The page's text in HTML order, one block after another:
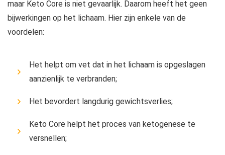
maar Keto Core is niet gevaarlijk. Daarom heeft het geen
bijwerkingen op het lichaam. Hier zijn enkele van de
voordelen:
Het helpt om vet dat in het lichaam is opgeslagen
aanzienlijk te verbranden;
Het bevordert langdurig gewichtsverlies;
Keto Core helpt het proces van ketogenese te
versnellen;